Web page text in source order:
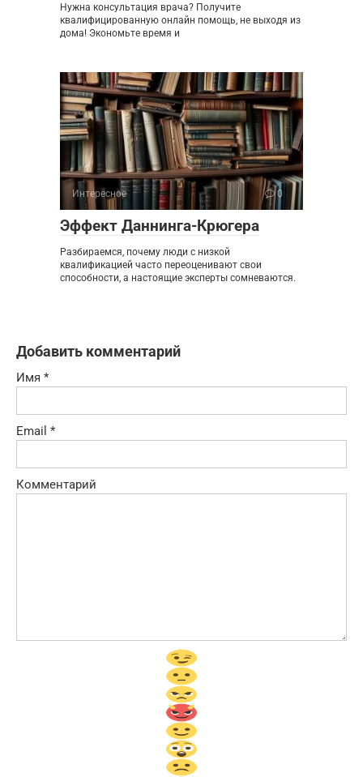
Нужна консультация врача? Получите
квалифицированную онлайн помощь, не выходя из
дома! Экономьте время и
Интересное 0
Эффект Даннинга-Крюгера
Разбираемся, почему люди с низкой
квалификацией часто переоценивают свои
способности, а настоящие эксперты сомневаются.
Добавить комментарий
Имя *
Email *
Комментарий